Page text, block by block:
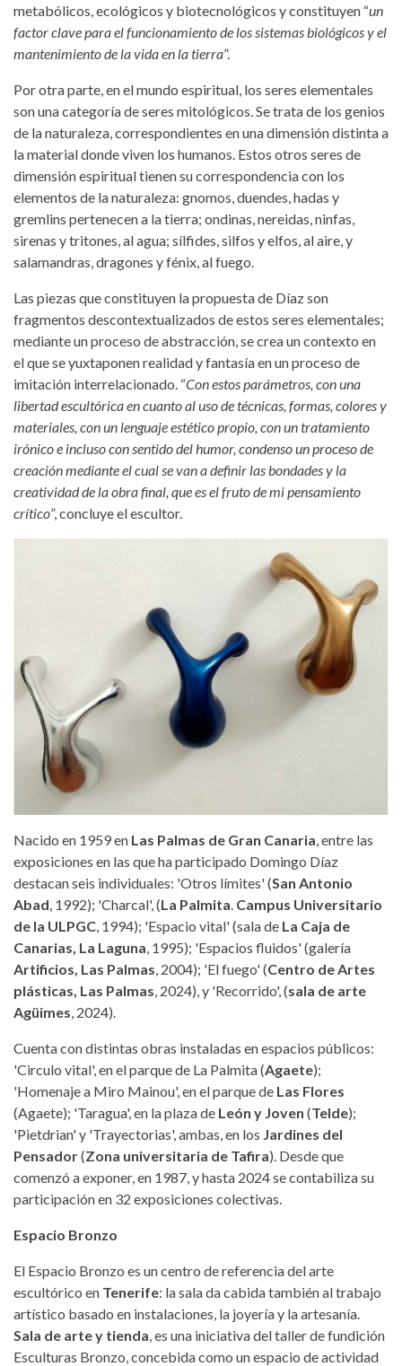
metabólicos, ecológicos y biotecnológicos y constituyen “un
factor clave para el funcionamiento de los sistemas biológicos y el
mantenimiento de la vida en la tierra”.
Por otra parte, en el mundo espiritual, los seres elementales
son una categoría de seres mitológicos. Se trata de los genios
de la naturaleza, correspondientes en una dimensión distinta a
la material donde viven los humanos. Estos otros seres de
dimensión espiritual tienen su correspondencia con los
elementos de la naturaleza: gnomos, duendes, hadas y
gremlins pertenecen a la tierra; ondinas, nereidas, ninfas,
sirenas y tritones, al agua; sílfides, silfos y elfos, al aire, y
salamandras, dragones y fénix, al fuego.
Las piezas que constituyen la propuesta de Díaz son
fragmentos descontextualizados de estos seres elementales;
mediante un proceso de abstracción, se crea un contexto en
el que se yuxtaponen realidad y fantasía en un proceso de
imitación interrelacionado. “Con estos parámetros, con una
libertad escultórica en cuanto al uso de técnicas, formas, colores y
materiales, con un lenguaje estético propio, con un tratamiento
irónico e incluso con sentido del humor, condenso un proceso de
creación mediante el cual se van a definir las bondades y la
creatividad de la obra final, que es el fruto de mi pensamiento
crítico”, concluye el escultor.
Nacido en 1959 en Las Palmas de Gran Canaria, entre las
exposiciones en las que ha participado Domingo Díaz
destacan seis individuales: 'Otros límites' (San Antonio
Abad, 1992); 'Charcal', (La Palmita. Campus Universitario
de la ULPGC, 1994); 'Espacio vital' (sala de La Caja de
Canarias, La Laguna, 1995); 'Espacios fluidos' (galería
Artificios, Las Palmas, 2004); 'El fuego' (Centro de Artes
plásticas, Las Palmas, 2024), y 'Recorrido', (sala de arte
Agüimes, 2024).
Cuenta con distintas obras instaladas en espacios públicos:
'Circulo vital', en el parque de La Palmita (Agaete);
'Homenaje a Miro Mainou', en el parque de Las Flores
(Agaete); 'Taragua', en la plaza de León y Joven (Telde);
'Pietdrian' y 'Trayectorias', ambas, en los Jardines del
Pensador(Zona universitaria de Tafira). Desde que
comenzó a exponer, en 1987, y hasta 2024 se contabiliza su
participación en 32 exposiciones colectivas.
Espacio Bronzo
El Espacio Bronzo es un centro de referencia del arte
escultórico en Tenerife: la sala da cabida también al trabajo
artístico basado en instalaciones, la joyería y la artesanía.
Sala de arte y tienda, es una iniciativa del taller de fundición
Esculturas Bronzo, concebida como un espacio de actividad